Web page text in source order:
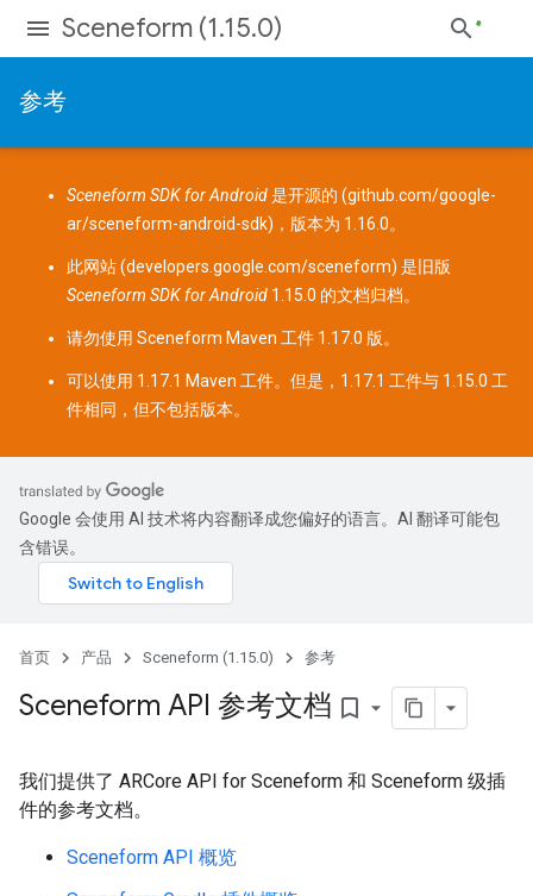
Sceneform (1.15.0)
参考
Sceneform SDK for Android是开源的 (github.com/google-
ar/sceneform-android-sdk)，版本为 1.16.0。
此网站 (developers.google.com/sceneform) 是旧版
Sceneform SDK for Android 1.15.0 的文档归档。
请勿使用 Sceneform Maven 工件 1.17.0 版。
可以使用 1.17.1 Maven 工件。但是，1.17.1 工件与 1.15.0 工
件相同，但不包括版本。
Google 会使用 AI 技术将内容翻译成您偏好的语言。AI 翻译可能包
含错误。
首页 产品 Sceneform (1.15.0) 参考
Sceneform API 参考文档 bookmark_border
我们提供了 ARCore API for Sceneform 和 Sceneform 级插
件的参考文档。
Sceneform API 概览